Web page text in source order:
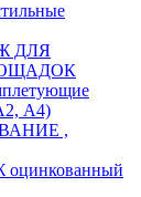
ДЛЯ
А4)
,